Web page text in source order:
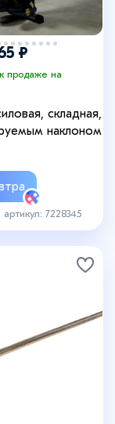
₽
продаже на
складная,
наклоном
, артикул: 7228345